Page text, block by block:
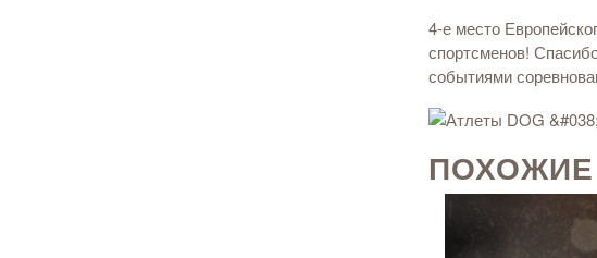
4-е место
спортсменов!
событиями
ПОХОЖИЕ